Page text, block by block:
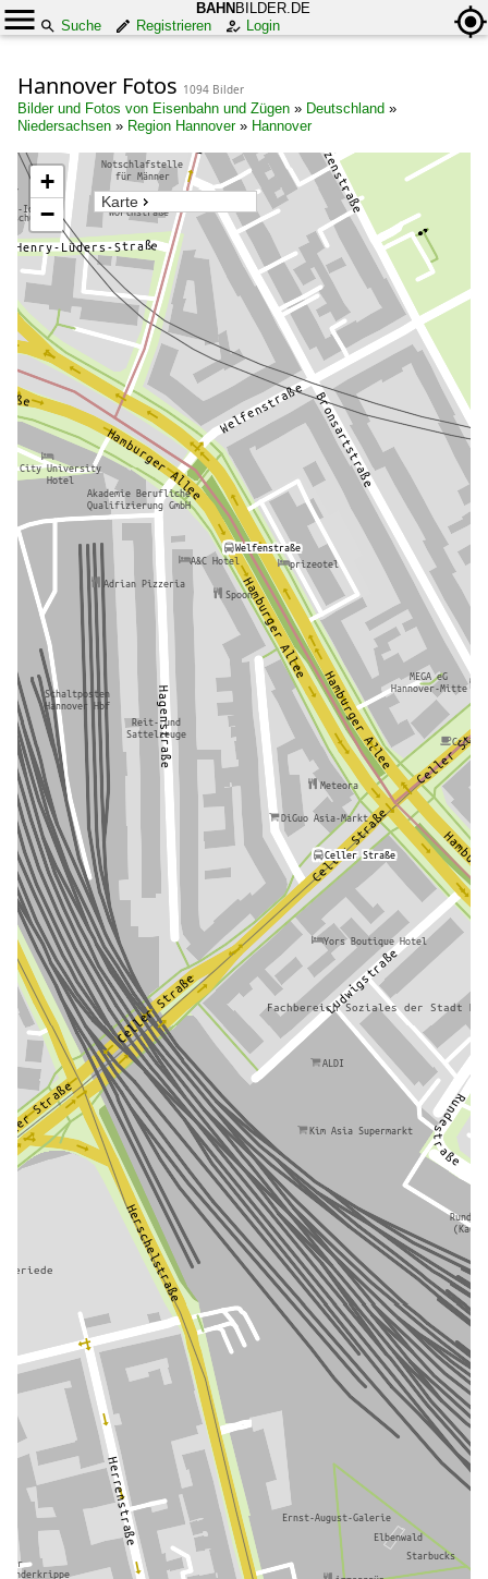
BAHN BILDER.DE
Suche
Registrieren Login
Hannover Fotos 1094 Bilder
Bilder und Fotos von Eisenbahn und Zügen » Deutschland »
Niedersachsen » Region Hannover» Hannover
Karte
+
−